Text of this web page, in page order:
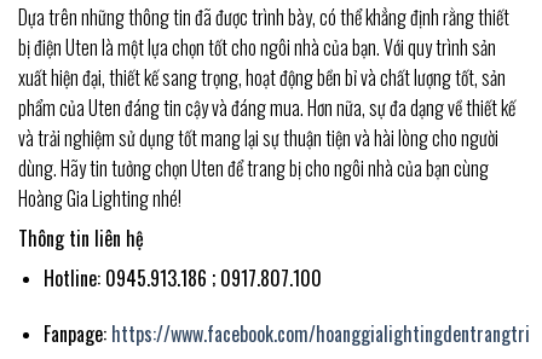
Dựa trên những thông tin đã được trình bày, có thể khẳng định rằng thiết
bị điện Uten là một lựa chọn tốt cho ngôi nhà của bạn. Với quy trình sản
xuất hiện đại, thiết kế sang trọng, hoạt động bền bỉ và chất lượng tốt, sản
phẩm của Uten đáng tin cậy và đáng mua. Hơn nữa, sự đa dạng về thiết kế
và trải nghiệm sử dụng tốt mang lại sự thuận tiện và hài lòng cho người
dùng. Hãy tin tưởng chọn Uten để trang bị cho ngôi nhà của bạn cùng
Hoàng Gia Lighting nhé!
Thông tin liên hệ
Hotline: 0945.913.186 ; 0917.807.100
Fanpage: https://www.facebook.com/hoanggialightingdentrangtri